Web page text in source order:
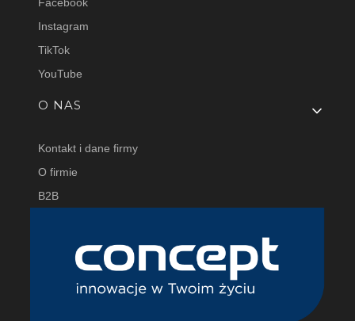
Facebook
Instagram
TikTok
YouTube
O NAS
Kontakt i dane firmy
O firmie
B2B